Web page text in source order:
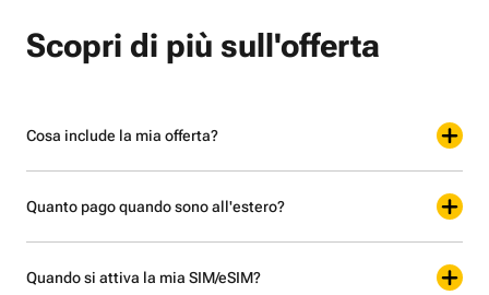
Scopri di più sull'offerta
Cosa include la mia offerta?
Quanto pago quando sono all'estero?
Quando si attiva la mia SIM/eSIM?